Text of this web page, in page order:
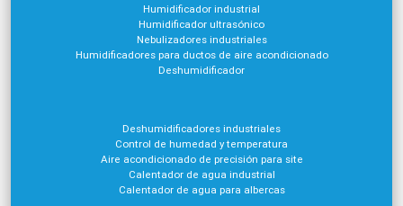
Humidificador industrial
Humidificador ultrasónico
Nebulizadores industriales
Humidificadores para ductos de aire acondicionado
Deshumidificador
Deshumidificadores industriales
Control de humedad y temperatura
Aire acondicionado de precisión para site
Calentador de agua industrial
Calentador de agua para albercas